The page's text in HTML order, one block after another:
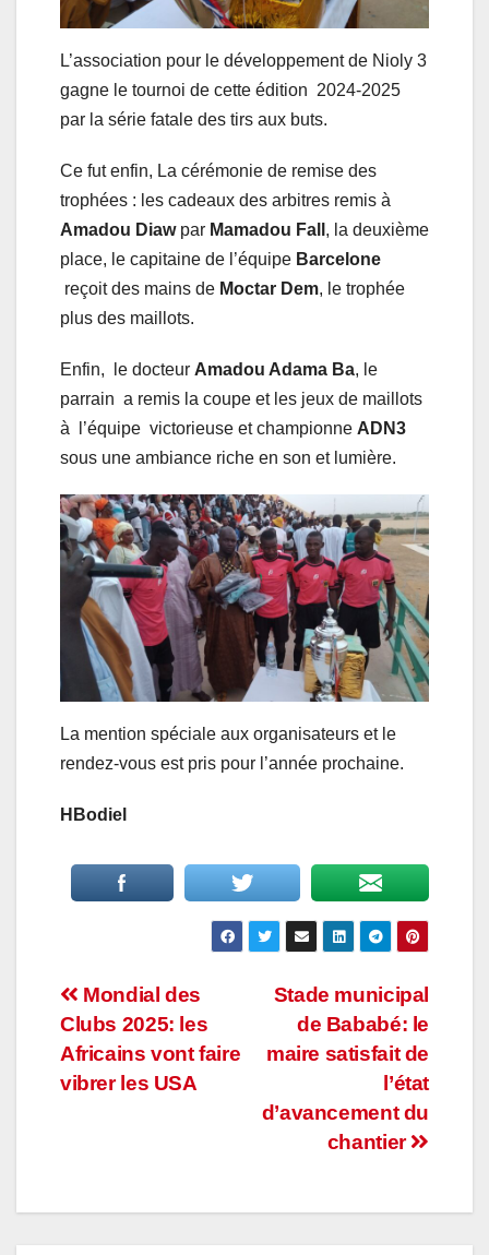
L’association pour le développement de Nioly 3
gagne le tournoi de cette édition 2024-2025
par la série fatale des tirs aux buts.
Ce fut enfin, La cérémonie de remise des
trophées : les cadeaux des arbitres remis à
Amadou Diawpar Mamadou Fall , la deuxième
place, le capitaine de l’équipe Barcelone
reçoit des mains de Moctar Dem, le trophée
plus des maillots.
Enfin, le docteur Amadou Adama Ba, le
parrain a remis la coupe et les jeux de maillots
à l’équipe victorieuse et championne ADN3
sous une ambiance riche en son et lumière.
La mention spéciale aux organisateurs et le
rendez-vous est pris pour l’année prochaine.
HBodiel
Navigation
de
l’article
Stade municipal
de Bababé: le
maire satisfait de
l’état
d’avancement du
chantier
Mondial des
Clubs 2025: les
Africains vont faire
vibrer les USA